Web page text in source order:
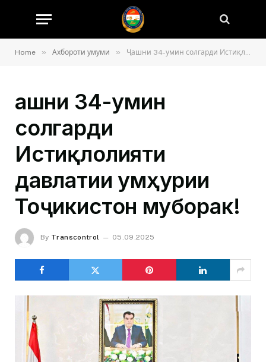
Home » Ахбороти умуми » Ҷашни 34-умин солгарди Истиқлолияти давлатии Ҷумҳурии Тоҷикистон муборак!
Ҷашни 34-умин
солгарди
Истиқлолияти
давлатии Ҷумҳурии
Тоҷикистон муборак!
By Transcontrol 05.09.2025